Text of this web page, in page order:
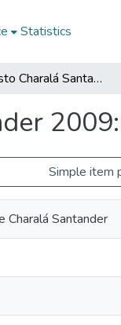
Statistics
Presupuesto Charalá Santander 2009: P Charalá Santander 2009
Simple item
Charalá Santander